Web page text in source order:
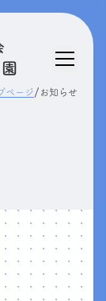
ページ/ お知らせ